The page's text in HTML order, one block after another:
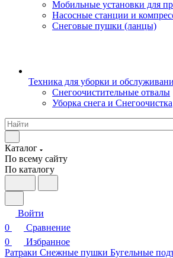
Мобильные установки для
Насосные станции и
Снеговые пушки (ланцы)
Техника для уборки и
Снегоочистительные отвалы
Уборка снега и Снегоочистка
Каталог
По всему сайту
По каталогу
Войти
0
Сравнение
0
Избранное
Ратраки Снежные пушки Бугельные